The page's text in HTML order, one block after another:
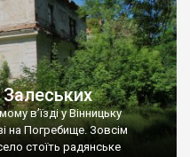
Залеських
в’їзді у Вінницьку
на Погребище. Зовсім
стоїть радянське